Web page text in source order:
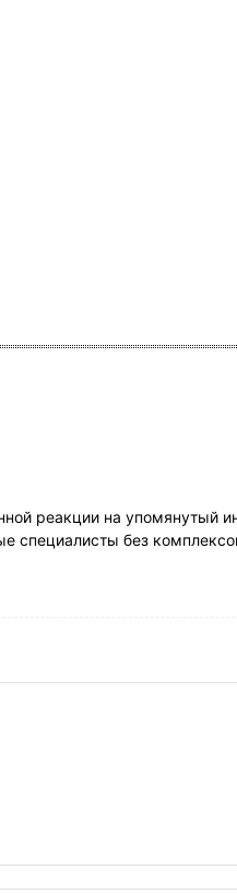
реакции на упомянутый
специалисты без